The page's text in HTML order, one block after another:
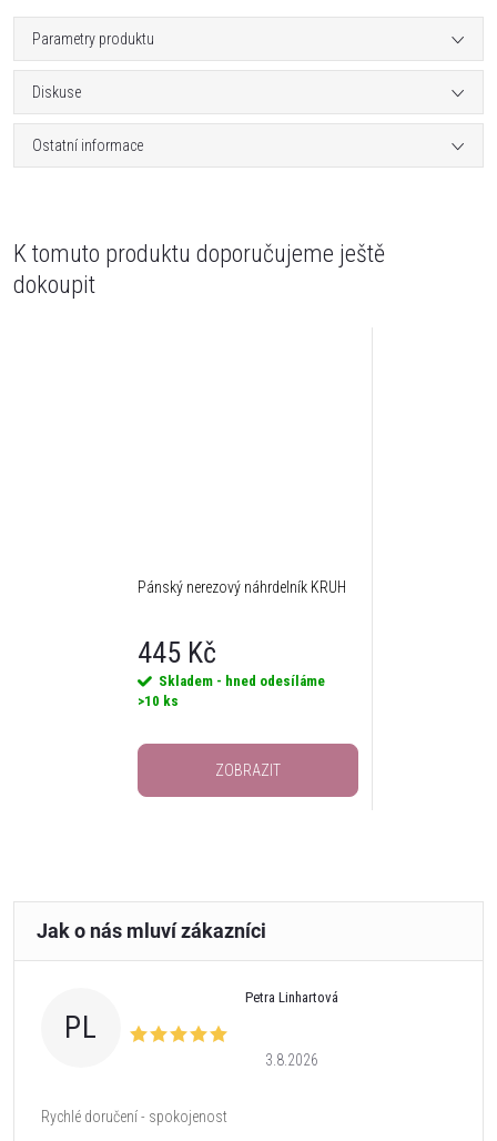
Parametry produktu
Diskuse
Ostatní informace
K tomuto produktu doporučujeme ještě
dokoupit
Pánský nerezový náhrdelník KRUH
445 Kč
Skladem - hned odesíláme
>10 ks
ZOBRAZIT
PL
Petra Linhartová
3.8.2026
Rychlé doručení - spokojenost